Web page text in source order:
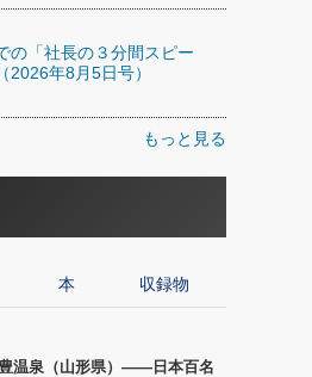
の「社長の３分間スピー
2026年8月5日号）
もっと見る
本 収録物
温泉（山形県）――日本百名